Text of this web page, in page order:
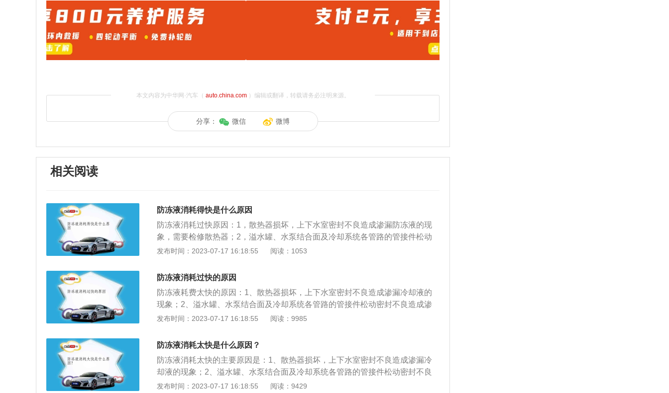
本文内容为中华网·汽车（ auto.china.com）编辑或翻译，转载请务必注明来源。
分享： 微信 微博
相关阅读
防冻液消耗得快是什么原因
防冻液消耗过快原因：1，散热器损坏，上下水室密封不良造成渗漏防冻液的现
象，需要检修散热器；2，溢水罐、水泵结合面及冷却系统各管路的管接件松动
密封不良造成渗漏防冻液的现象，需要检修溢水罐、水泵结合面及冷却系统各管
螺栓松动等导致气缸内的高温高压气体进入冷却系统导致冷却液消耗过快，需要
检修气缸零件。冷却液又称防冻液，是由防冻添加剂及防止金属产生锈蚀的添加
剂和水组成的液体。防冻液需要具有防冻性，防腐蚀性，热传导性和不变质的性
能。现在经常使用乙二醇为主要成分，加有防腐蚀添加剂及水的防冻液。内燃车
辆的发动机冷却系统是一个由汽缸、夹套与水箱组成的液冷式密闭循环体系。冷
发布时间：2023-07-17 16:18:55 阅读：1053
防冻液消耗过快的原因
防冻液耗费太快的原因：1、散热器损坏，上下水室密封不良造成渗漏冷却液的
现象；2、溢水罐、水泵结合面及冷却系统各管路的管接件松动密封不良造成渗
漏冷却液的现象；3、气缸垫损坏、气缸盖与气缸体结合面平面度超差、翘曲以
耗过快。解决办法：建议去4s店找专业的维修师傅检查、维修。防冻液，全称应
该叫防冻冷却液，意为有防冻功能的冷却液，防冻液可以防止寒冷季节停车时冷
却液结冰而胀裂散热器和冻坏发动机气缸体，但是要纠正一个误解。防冻液不仅
仅是冬天用的，它应该全年使用，汽车正常的保养项目中，每行驶一年，需更换
发动机防冻液。
发布时间：2023-07-17 16:18:55 阅读：9985
防冻液消耗太快是什么原因？
防冻液消耗太快的主要原因是：1、散热器损坏，上下水室密封不良造成渗漏冷
却液的现象；2、溢水罐、水泵结合面及冷却系统各管路的管接件松动密封不良
造成渗漏冷却液的现象。防冻液消耗太快的处理办法：定期对各密封处及其连接
发布时间：2023-07-17 16:18:55 阅读：9429